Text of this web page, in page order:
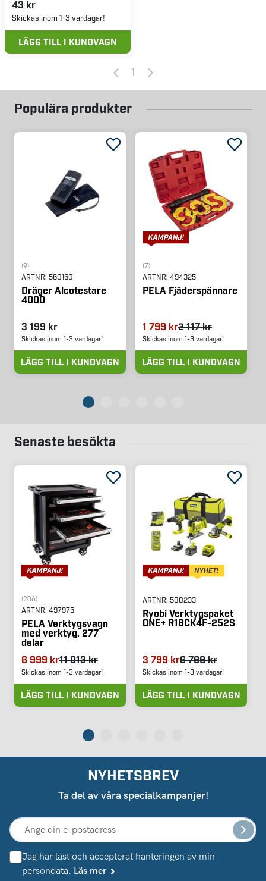
43 kr
Skickas inom 1-3 vardagar!
LÄGG TILL I KUNDVAGN
1
Populära produkter
(9)
ARTNR: 560160
Dräger Alcotestare
4000
3 199 kr
Skickas inom 1-3 vardagar!
LÄGG TILL I KUNDVAGN
(7)
ARTNR: 494325
PELA Fjäderspännare
1 799 kr2 117 kr
Skickas inom 1-3 vardagar!
LÄGG TILL I KUNDVAGN
Senaste besökta
(206)
ARTNR: 497975
PELA Verktygsvagn
med verktyg, 277
delar
6 999 kr11 013 kr
Skickas inom 1-3 vardagar!
LÄGG TILL I KUNDVAGN
ARTNR: 580233
Ryobi Verktygspaket
ONE+ R18CK4F-252S
3 799 kr6 799 kr
Skickas inom 1-3 vardagar!
LÄGG TILL I KUNDVAGN
NYHETSBREV
Ta del av våra specialkampanjer!
Jag har läst och accepterat hanteringen av min
persondata. Läs mer